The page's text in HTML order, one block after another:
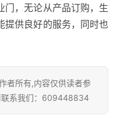
门，无论从产品订购，生
提供良好的服务，同时也
者所有,内容仅供读者参
联系我们：609448834